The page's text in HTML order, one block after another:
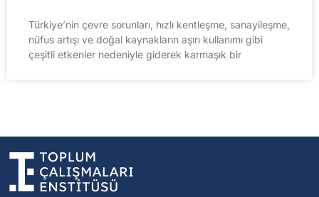
Türkiye’nin çevre sorunları, hızlı kentleşme, sanayileşme,
nüfus artışı ve doğal kaynakların aşırı kullanımı gibi
çeşitli etkenler nedeniyle giderek karmaşık bir